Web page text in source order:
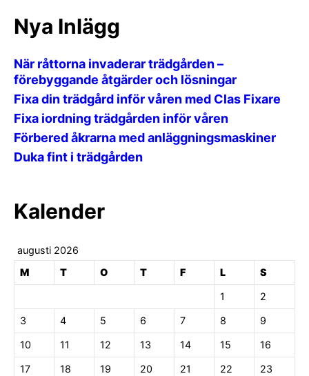
Nya Inlägg
När råttorna invaderar trädgården –
förebyggande åtgärder och lösningar
Fixa din trädgård inför våren med Clas Fixare
Fixa iordning trädgården inför våren
Förbered åkrarna med anläggningsmaskiner
Duka fint i trädgården
Kalender
augusti 2026
M
T O T F L S
1 2
3 4 5 6 7 8 9
10 11 12 13 14 15 16
17 18 19 20 21 22 23